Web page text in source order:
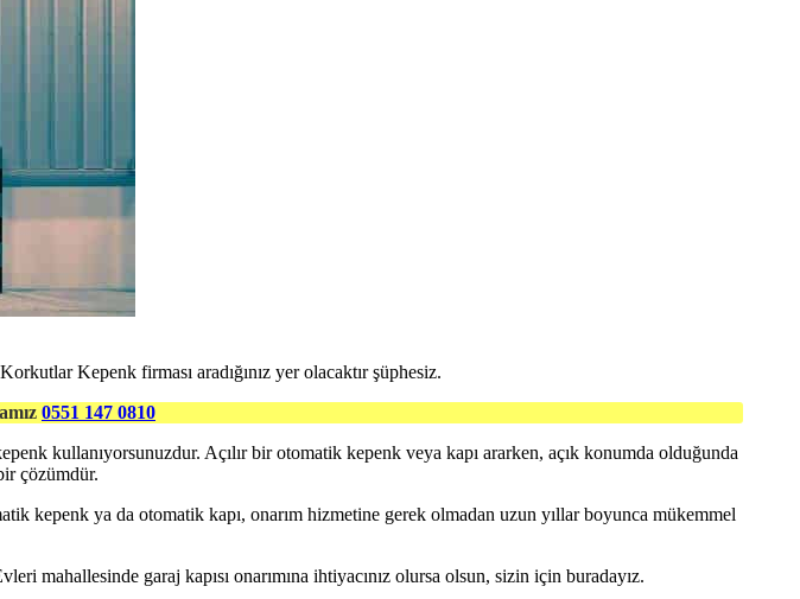
Kepenk firması aradığınız yer olacaktır şüphesiz.
0551 147 0810
kullanıyorsunuzdur. Açılır bir otomatik kepenk veya kapı ararken, açık konumda olduğunda
çözümdür.
kepenk ya da otomatik kapı, onarım hizmetine gerek olmadan uzun yıllar boyunca mükemmel
mahallesinde garaj kapısı onarımına ihtiyacınız olursa olsun, sizin için buradayız.